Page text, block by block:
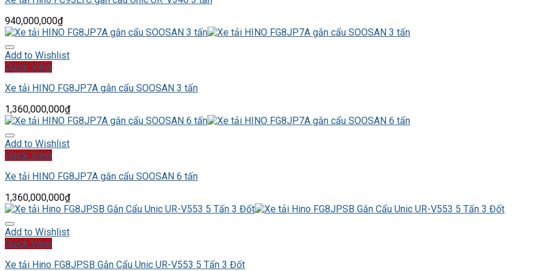
940,000,000₫
Add to Wishlist
Quick View
Xe tải HINO FG8JP7A gắn cẩu SOOSAN 3 tấn
1,360,000,000₫
Add to Wishlist
Quick View
Xe tải HINO FG8JP7A gắn cẩu SOOSAN 6 tấn
1,360,000,000₫
Add to Wishlist
Quick View
Xe tải Hino FG8JPSB Gắn Cẩu Unic UR-V553 5 Tấn 3 Đốt